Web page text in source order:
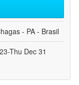
- PA - Brasil
Thu Dec 31